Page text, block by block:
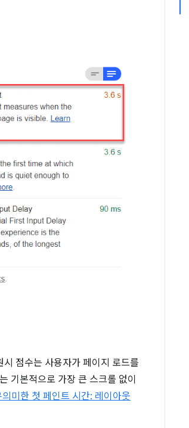
점수는 사용자가 페이지 로드를
기본적으로 가장 큰 스크롤 없이
의미한 첫 페인트 시간: 레이아웃